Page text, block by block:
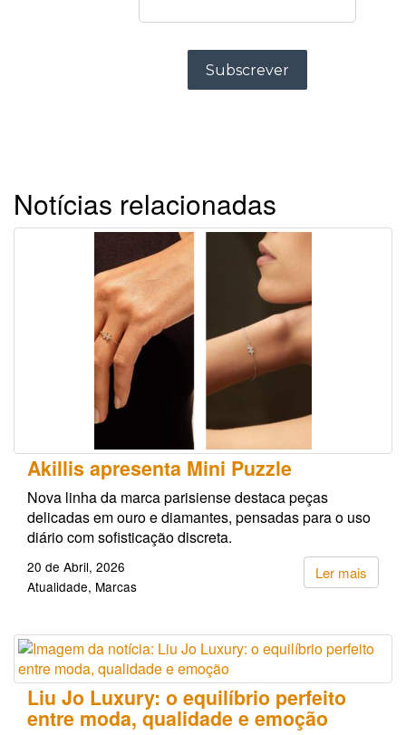
Notícias relacionadas
Akillis apresenta Mini Puzzle
Nova linha da marca parisiense destaca peças
delicadas em ouro e diamantes, pensadas para o uso
diário com sofisticação discreta.
Ler mais
20 de Abril, 2026
Atualidade Marcas
Liu Jo Luxury: o equilíbrio perfeito
entre moda, qualidade e emoção